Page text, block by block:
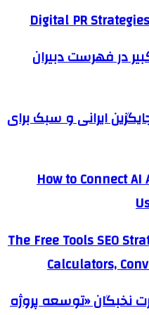
در فهرست دبیران
ایرانی و سبک برای
How to Connect
The Free Tools SEO
Calculators,
نخبگان «توسعه پروژه